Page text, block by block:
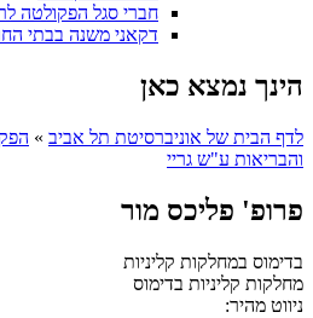
חברי סגל הפקולטה
דקאני משנה בבתי
הינך נמצא כאן
לדף הבית של אוניברסיטת תל אביב »
והבריאות ע"ש גריי
פרופ' פליכס מור
בדימוס במחלקות קליניות
מחלקות קליניות בדימוס
ניווט מהיר: